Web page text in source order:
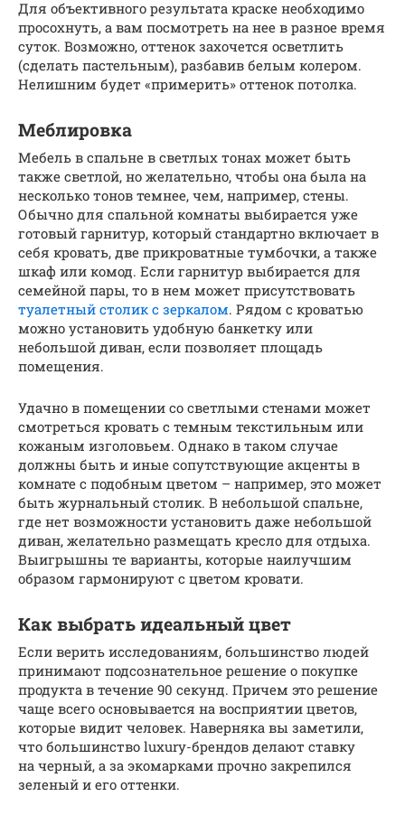
Для объективного результата краске необходимо
просохнуть, а вам посмотреть на нее в разное время
суток. Возможно, оттенок захочется осветлить
(сделать пастельным), разбавив белым колером.
Нелишним будет «примерить» оттенок потолка.
Меблировка
Мебель в спальне в светлых тонах может быть
также светлой, но желательно, чтобы она была на
несколько тонов темнее, чем, например, стены.
Обычно для спальной комнаты выбирается уже
готовый гарнитур, который стандартно включает в
себя кровать, две прикроватные тумбочки, а также
шкаф или комод. Если гарнитур выбирается для
семейной пары, то в нем может присутствовать
туалетный столик с зеркалом. Рядом с кроватью
можно установить удобную банкетку или
небольшой диван, если позволяет площадь
помещения.
Удачно в помещении со светлыми стенами может
смотреться кровать с темным текстильным или
кожаным изголовьем. Однако в таком случае
должны быть и иные сопутствующие акценты в
комнате с подобным цветом – например, это может
быть журнальный столик. В небольшой спальне,
где нет возможности установить даже небольшой
диван, желательно размещать кресло для отдыха.
Выигрышны те варианты, которые наилучшим
образом гармонируют с цветом кровати.
Как выбрать идеальный цвет
Если верить исследованиям, большинство людей
принимают подсознательное решение о покупке
продукта в течение 90 секунд. Причем это решение
чаще всего основывается на восприятии цветов,
которые видит человек. Наверняка вы заметили,
что большинство luxury-брендов делают ставку
на черный, а за экомарками прочно закрепился
зеленый и его оттенки.